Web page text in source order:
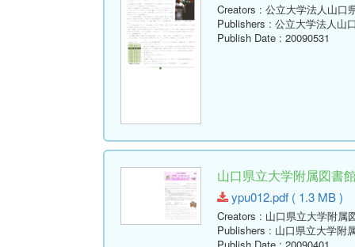
Creators : 公立大学法人山口
Publishers : 公立大学法人山
Publish Date : 20090531
山口県立大学附属図書
ypu012.pdf ( 1.3 MB )
Creators : 山口県立大学附属
Publishers : 山口県立大学附
Publish Date : 20090401